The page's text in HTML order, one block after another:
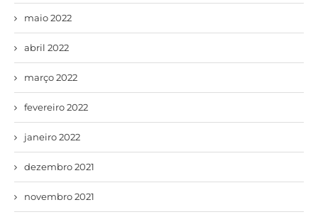
maio 2022
abril 2022
março 2022
fevereiro 2022
janeiro 2022
dezembro 2021
novembro 2021